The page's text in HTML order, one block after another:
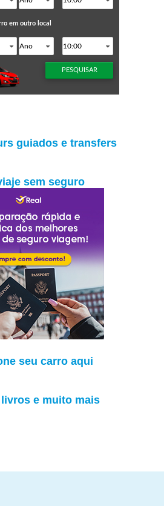
guiados e transfers
sem seguro
seu carro aqui
e muito mais